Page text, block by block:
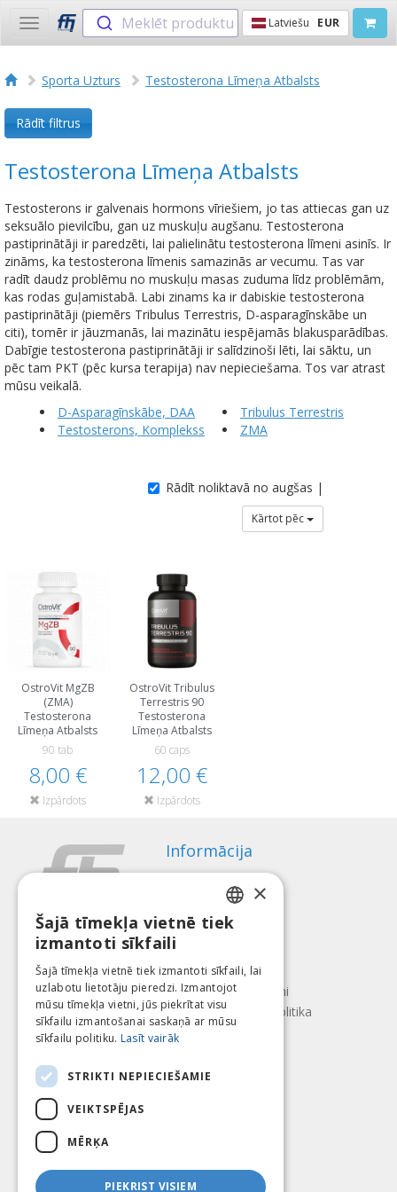
Toggle
navigation
Meklēt produktu Latviešu EUR
Sporta Uzturs Testosterona Līmeņa Atbalsts
Rādīt filtrus
Testosterona Līmeņa Atbalsts
Testosterons ir galvenais hormons vīriešiem, jo ​​tas attiecas gan uz
seksuālo pievilcību, gan uz muskuļu augšanu. Testosterona
pastiprinātāji ir paredzēti, lai palielinātu testosterona līmeni asinīs. Ir
zināms, ka testosterona līmenis samazinās ar vecumu. Tas var
radīt daudz problēmu no muskuļu masas zuduma līdz problēmām,
kas rodas guļamistabā. Labi zinams ka ir dabiskie testosterona
pastiprinātāji (piemērs Tribulus Terrestris, D-asparagīnskābe un
citi), tomēr ir jāuzmanās, lai mazinātu iespējamās blakusparādības.
Dabīgie testosterona pastiprinātāji ir salīdzinoši lēti, lai sāktu, un
pēc tam PKT (pēc kursa terapija) nav nepieciešama. Tos var atrast
mūsu veikalā.
D-Asparagīnskābe, DAA
Testosterons, Komplekss
Tribulus Terrestris
ZMA
Rādīt noliktavā no augšas |
Kārtot pēc
OstroVit MgZB
(ZMA)
Testosterona
Līmeņa Atbalsts
90 tab
8,00 €
Izpārdots
OstroVit Tribulus
Terrestris 90
Testosterona
Līmeņa Atbalsts
60 caps
12,00 €
Izpārdots
Informācija
Apmaksas veidi
Atteikuma tiesības
Par mums
Kontakti
Lietošanas noteikumi
Konfidencialitātes politika
Seko mums Atrodi mūs
Mēs pieņēmam
LATVIAN
LITHUANIAN
ESTONIAN
×
Šajā tīmekļa vietnē tiek
izmantoti sīkfaili
Šajā tīmekļa vietnē tiek izmantoti sīkfaili, lai
uzlabotu lietotāju pieredzi. Izmantojot
mūsu tīmekļa vietni, jūs piekrītat visu
sīkfailu izmantošanai saskaņā ar mūsu
sīkfailu politiku. Lasīt vairāk
STRIKTI NEPIECIEŠAMIE
VEIKTSPĒJAS
MĒRĶA
PIEKRIST VISIEM